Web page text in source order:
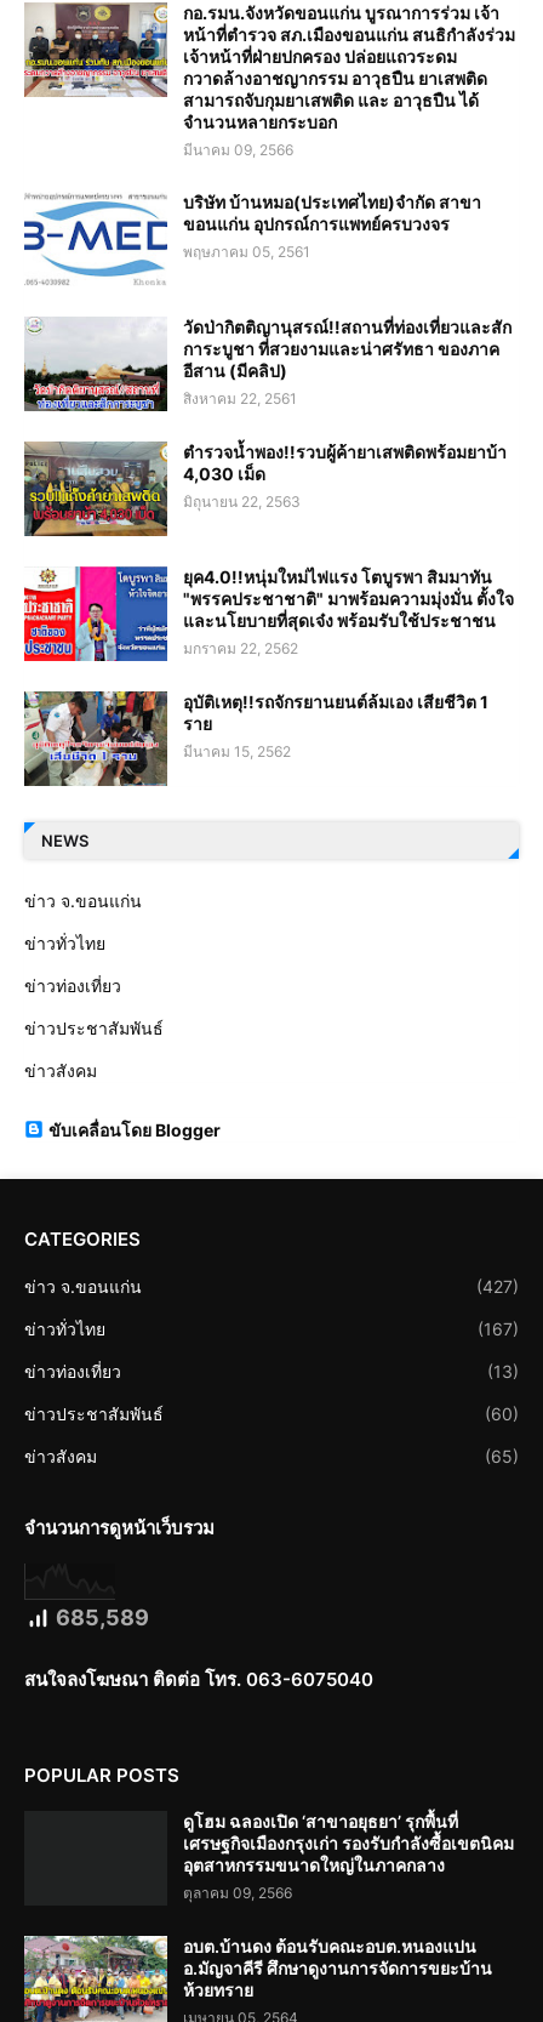
กอ.รมน.จังหวัดขอนแก่น บูรณาการร่วม เจ้า
หน้าที่ตำรวจ สภ.เมืองขอนแก่น สนธิกำลังร่วม
เจ้าหน้าที่ฝ่ายปกครอง ปล่อยแถวระดม
กวาดล้างอาชญากรรม อาวุธปืน ยาเสพติด
สามารถจับกุมยาเสพติด และ อาวุธปืน ได้
จำนวนหลายกระบอก
มีนาคม 09, 2566
บริษัท บ้านหมอ(ประเทศไทย)จำกัด สาขา
ขอนแก่น อุปกรณ์การแพทย์ครบวงจร
พฤษภาคม 05, 2561
วัดป่ากิตติญานุสรณ์!!สถานที่ท่องเที่ยวและสัก
การะบูชา ที่สวยงามและน่าศรัทธา ของภาค
อีสาน (มีคลิป)
สิงหาคม 22, 2561
ตำรวจน้ำพอง!!รวบผู้ค้ายาเสพติดพร้อมยาบ้า
4,030 เม็ด
มิถุนายน 22, 2563
ยุค4.0!!หนุ่มใหม่ไฟแรง โตบูรพา สิมมาทัน
"พรรคประชาชาติ" มาพร้อมความมุ่งมั่น ตั้งใจ
และนโยบายที่สุดเจ๋ง พร้อมรับใช้ประชาชน
มกราคม 22, 2562
อุบัติเหตุ!!รถจักรยานยนต์ล้มเอง เสียชีวิต 1
ราย
มีนาคม 15, 2562
NEWS
ข่าว จ.ขอนแก่น
ข่าวทั่วไทย
ข่าวท่องเที่ยว
ข่าวประชาสัมพันธ์
ข่าวสังคม
ขับเคลื่อนโดย Blogger
CATEGORIES
ข่าว จ.ขอนแก่น (427)
ข่าวทั่วไทย (167)
ข่าวท่องเที่ยว (13)
ข่าวประชาสัมพันธ์ (60)
ข่าวสังคม (65)
จำนวนการดูหน้าเว็บรวม
685,589
สนใจลงโฆษณา ติดต่อ โทร. 063-6075040
POPULAR POSTS
ดูโฮม ฉลองเปิด ‘สาขาอยุธยา’ รุกพื้นที่
เศรษฐกิจเมืองกรุงเก่า รองรับกำลังซื้อเขตนิคม
อุตสาหกรรมขนาดใหญ่ในภาคกลาง
ตุลาคม 09, 2566
อบต.บ้านดง ต้อนรับคณะอบต.หนองแปน
อ.มัญจาคีรี ศึกษาดูงานการจัดการขยะบ้าน
ห้วยทราย
เมษายน 05, 2564